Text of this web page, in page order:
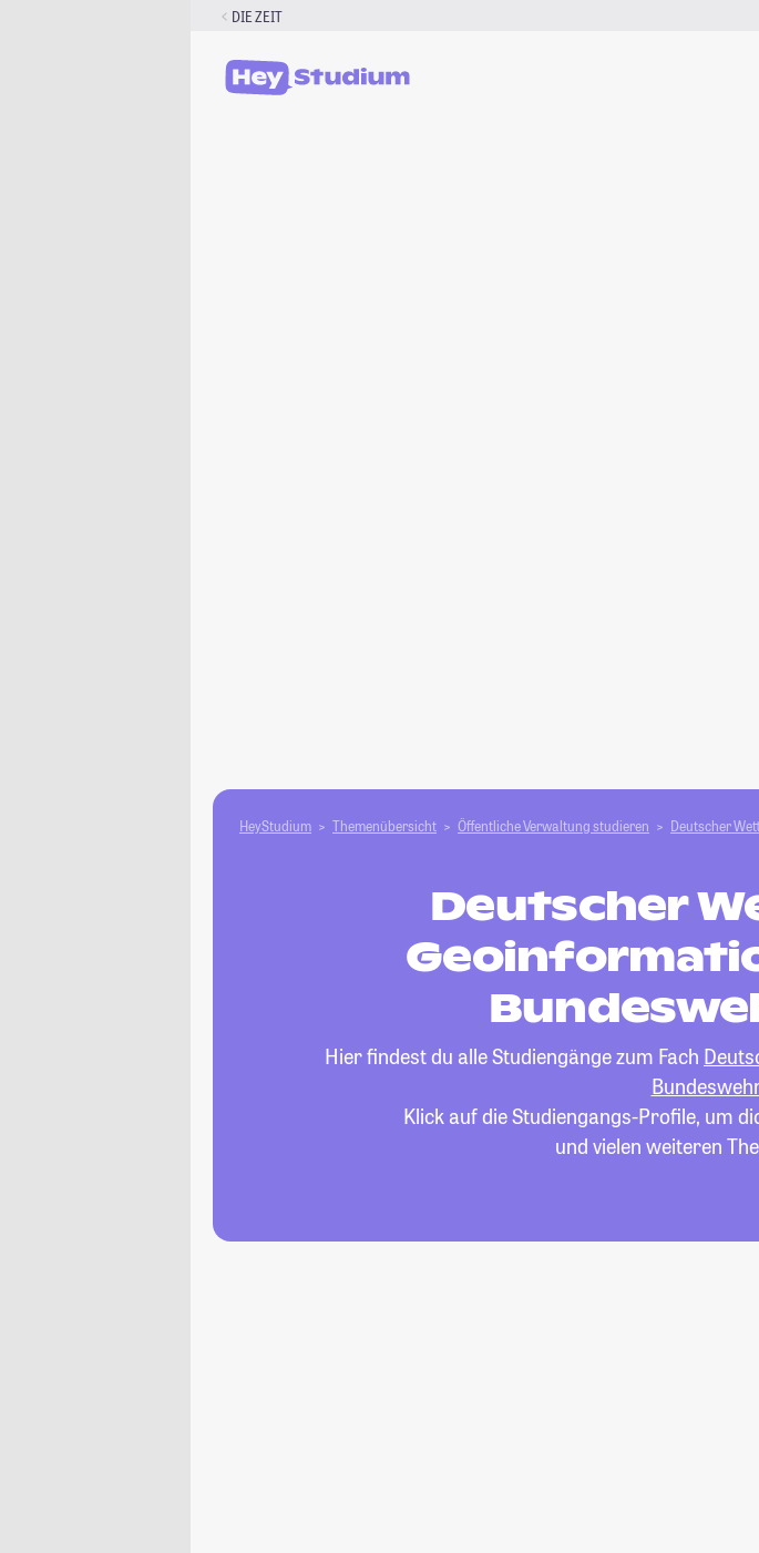
DIE ZEIT
HeyStudium Themenübersicht Öffentliche Verwaltung studieren Deutscher
Deutscher
Hier findest du alle Studiengänge zum Fach
Klick auf die Studiengangs-Profile, um
und vielen weiteren